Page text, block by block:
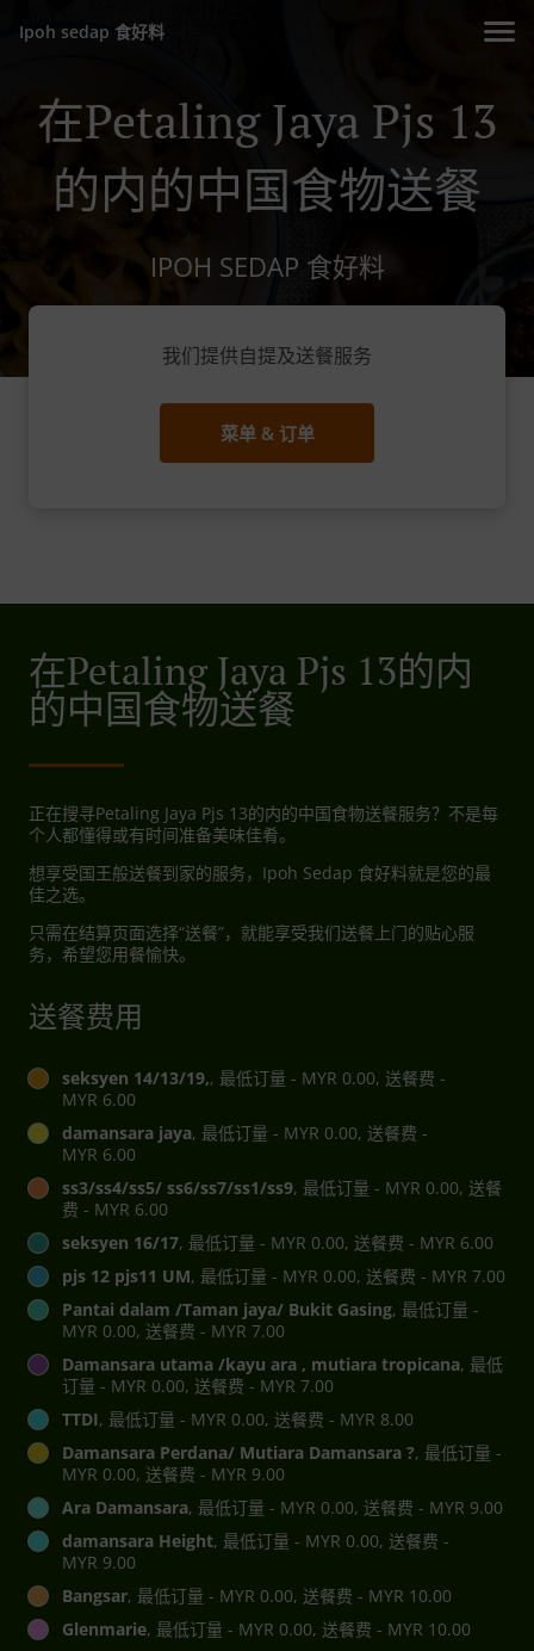
Ipoh sedap 食好料
在Petaling Jaya Pjs 13
的内的中国食物送餐
IPOH SEDAP 食好料
我们提供自提及送餐服务
菜单 & 订单
在Petaling Jaya Pjs 13的内
的中国食物送餐
正在搜寻Petaling Jaya Pjs 13的内的中国食物送餐服务？不是每
个人都懂得或有时间准备美味佳肴。
想享受国王般送餐到家的服务，Ipoh Sedap 食好料就是您的最
佳之选。
只需在结算页面选择“送餐”，就能享受我们送餐上门的贴心服
务，希望您用餐愉快。
送餐费用
seksyen 14/13/19,, 最低订量 - MYR 0.00, 送餐费 -
MYR 6.00
damansara jaya, 最低订量 - MYR 0.00, 送餐费 -
MYR 6.00
ss3/ss4/ss5/ ss6/ss7/ss1/ss9, 最低订量 - MYR 0.00, 送餐
费 - MYR 6.00
seksyen 16/17, 最低订量 - MYR 0.00, 送餐费 - MYR 6.00
pjs 12 pjs11 UM, 最低订量 - MYR 0.00, 送餐费 - MYR 7.00
Pantai dalam /Taman jaya/ Bukit Gasing, 最低订量 -
MYR 0.00, 送餐费 - MYR 7.00
Damansara utama /kayu ara , mutiara tropicana, 最低
订量 - MYR 0.00, 送餐费 - MYR 7.00
TTDI, 最低订量 - MYR 0.00, 送餐费 - MYR 8.00
Damansara Perdana/ Mutiara Damansara ?, 最低订量 -
MYR 0.00, 送餐费 - MYR 9.00
Ara Damansara, 最低订量 - MYR 0.00, 送餐费 - MYR 9.00
damansara Height, 最低订量 - MYR 0.00, 送餐费 -
MYR 9.00
Bangsar, 最低订量 - MYR 0.00, 送餐费 - MYR 10.00
Glenmarie, 最低订量 - MYR 0.00, 送餐费 - MYR 10.00